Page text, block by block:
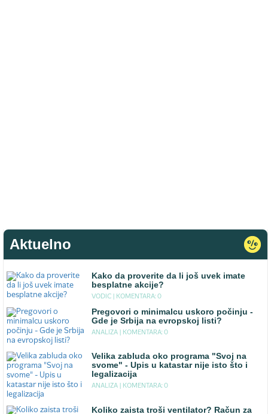
Aktuelno
Kako da proverite da li još uvek imate
besplatne akcije?
VODIC | KOMENTARA: 0
Pregovori o minimalcu uskoro počinju -
Gde je Srbija na evropskoj listi?
ANALIZA | KOMENTARA: 0
Velika zabluda oko programa "Svoj na
svome" - Upis u katastar nije isto što i
legalizacija
ANALIZA | KOMENTARA: 0
Koliko zaista troši ventilator? Račun za